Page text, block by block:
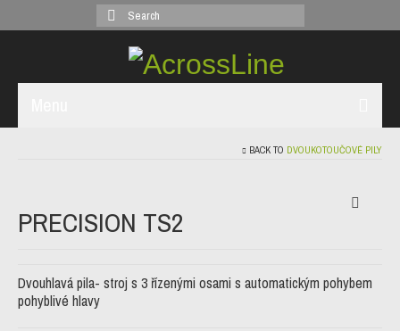
Search
for:
EMMEGI
OSTATNÍ
BACK TO DVOUKOTOUČOVÉ PILY
PRECISION TS2
Dvouhlavá pila- stroj s 3 řízenými osami s automatickým pohybem
pohyblivé hlavy